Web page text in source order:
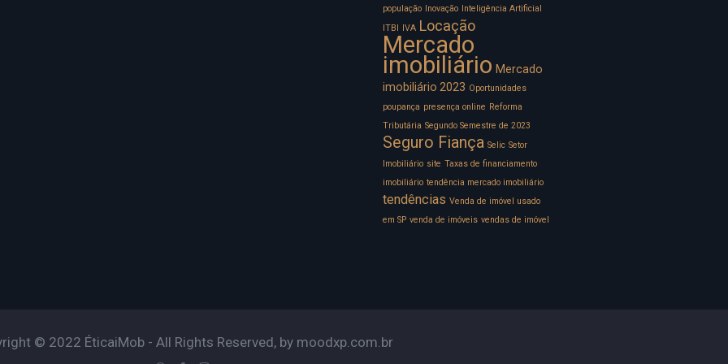
população Inovação Inteligência Artificial
ITBI IVA Locação
Mercado
imobiliário Mercado
imobiliário 2023 Oportunidades
poupança presença online Reforma
Tributária Segundo Semestre de 2023
Seguro Fiança Selic Setor
Imobiliário site Taxas de financiamento
imobiliário tendência mercado imobiliário
tendências Venda de imóvel usado
em SP venda de imóveis vendas de imóvel
© 2022 ÉticaiMob - All Rights Reserved, by moodxp.com.br